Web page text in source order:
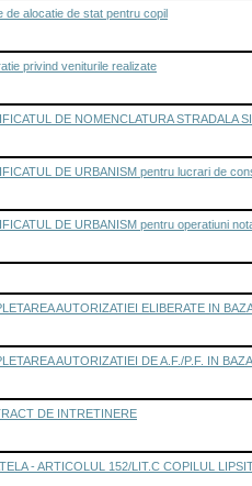
de alocatie de stat pentru copil
privind veniturile realizate
DE NOMENCLATURA STRADALA
DE URBANISM pentru lucrari de
DE URBANISM pentru operatiuni
AUTORIZATIEI ELIBERATE IN
AUTORIZATIEI DE A.F./P.F. IN
DE INTRETINERE
- ARTICOLUL 152/LIT.C COPILUL